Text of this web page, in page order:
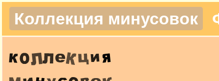
Коллекция минусовок